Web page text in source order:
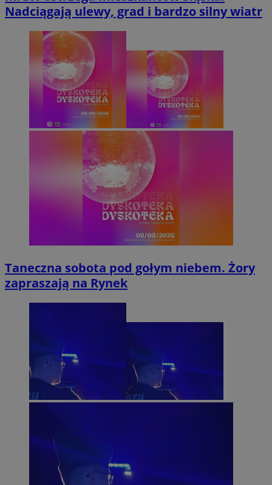
Nadciągają ulewy, grad i bardzo silny wiatr
Taneczna sobota pod gołym niebem. Żory
zapraszają na Rynek